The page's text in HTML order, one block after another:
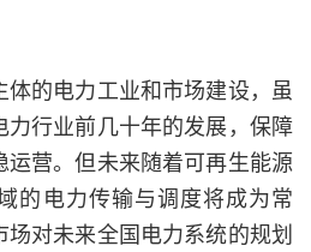
的电力工业和市场建设，虽
行业前几十年的发展，保障
营。但未来随着可再生能源
的电力传输与调度将成为常
对未来全国电力系统的规划